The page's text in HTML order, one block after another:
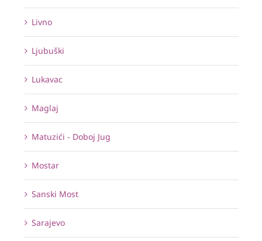
Livno
Ljubuški
Lukavac
Maglaj
Matuzići - Doboj Jug
Mostar
Sanski Most
Sarajevo